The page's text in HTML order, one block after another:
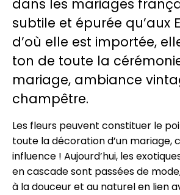
dans les mariages
subtile et épurée qu’aux
d’où elle est importée,
ton de toute la
mariage, ambiance
champêtre.
Les fleurs peuvent constituer le
toute la décoration d’un mariage,
influence ! Aujourd’hui, les
en cascade sont passées de
à la douceur et au naturel en lien